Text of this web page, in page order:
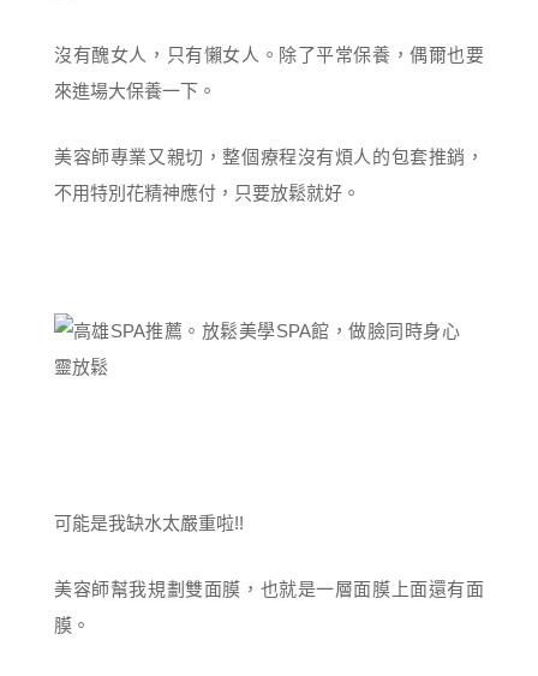
沒有醜女人，只有懶女人。除了平常保養，偶爾也要
來進場大保養一下。
美容師專業又親切，整個療程沒有煩人的包套推銷，
不用特別花精神應付，只要放鬆就好。
可能是我缺水太嚴重啦!!
美容師幫我規劃雙面膜，也就是一層面膜上面還有面
膜。